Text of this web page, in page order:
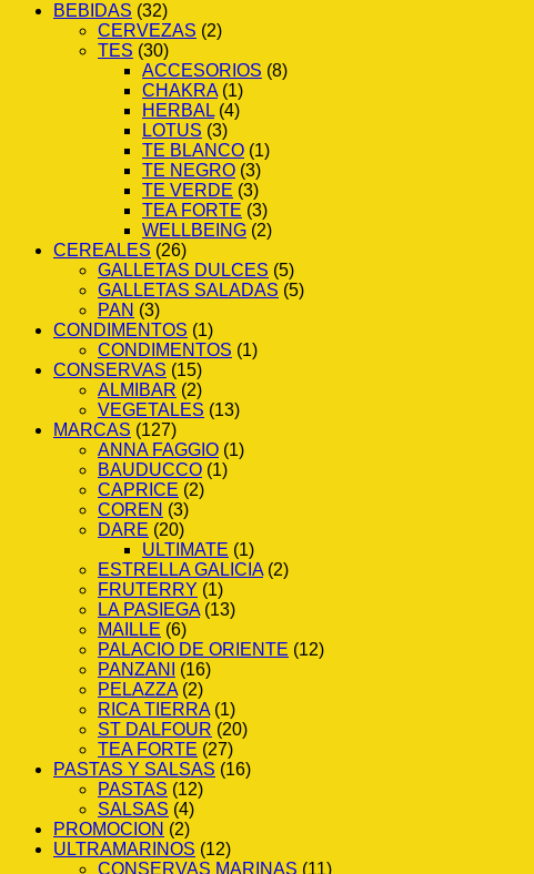
BEBIDAS (32)
CERVEZAS (2)
TES (30)
ACCESORIOS (8)
CHAKRA (1)
HERBAL (4)
LOTUS (3)
TE BLANCO (1)
TE NEGRO (3)
TE VERDE (3)
TEA FORTE (3)
WELLBEING (2)
CEREALES (26)
GALLETAS DULCES (5)
GALLETAS SALADAS (5)
PAN (3)
CONDIMENTOS (1)
CONDIMENTOS (1)
CONSERVAS (15)
ALMIBAR (2)
VEGETALES (13)
MARCAS (127)
ANNA FAGGIO (1)
BAUDUCCO (1)
CAPRICE (2)
COREN (3)
DARE (20)
ULTIMATE (1)
ESTRELLA GALICIA (2)
FRUTERRY (1)
LA PASIEGA (13)
MAILLE (6)
PALACIO DE ORIENTE (12)
PANZANI
(16)
PELAZZA (2)
RICA TIERRA (1)
ST DALFOUR (20)
TEA FORTE (27)
PASTAS Y SALSAS (16)
PASTAS (12)
SALSAS (4)
PROMOCION (2)
ULTRAMARINOS (12)
CONSERVAS MARINAS (11)